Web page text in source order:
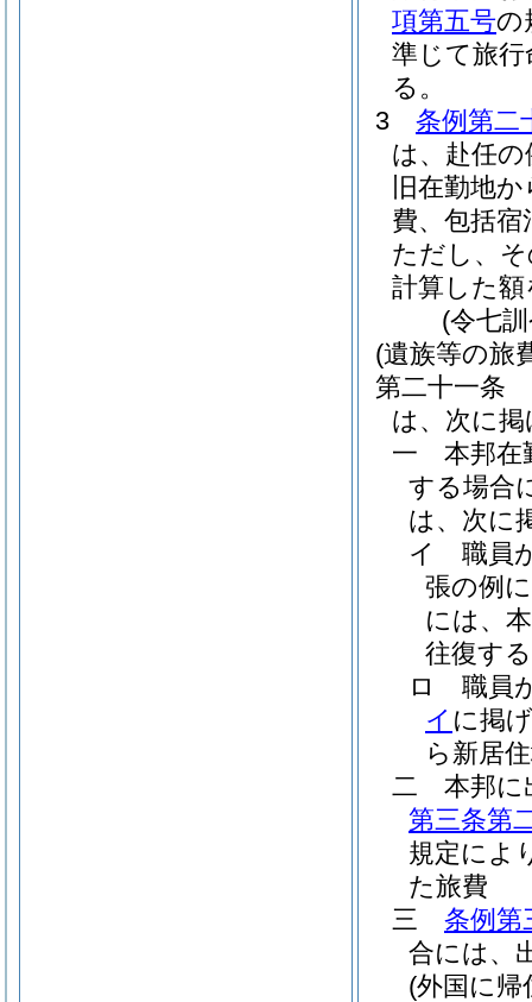
項第五号の
準じて旅
る。
3
条例第二
は、赴任
旧在勤地
費、包括
ただし、
計算した
(令七
(遺族等の旅
第二十一条
は、次に
一
本邦在
する場合
は、次に
イ
職員
張の例
には、
往復す
ロ
職員
イ に掲
ら新居
二
本邦に
第三条第
規定によ
た旅費
三
条例第
合には、
(外国に